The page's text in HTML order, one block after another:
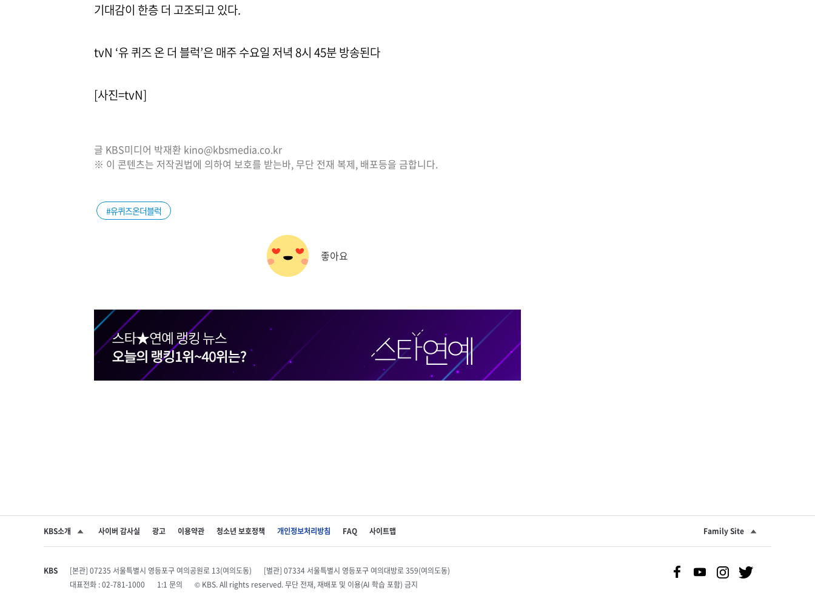
기대감이 한층 더 고조되고 있다.
tvN ‘유 퀴즈 온 더 블럭’은 매주 수요일 저녁 8시 45분 방송된다
[사진=tvN]
글 KBS미디어 박재환 kino@kbsmedia.co.kr
※ 이 콘텐츠는 저작권법에 의하여 보호를 받는바, 무단 전재 복제, 배포등을 금합니다.
#유퀴즈온더블럭
좋아요
KBS소개 사이버 감사실 광고 이용약관 청소년 보호정책 개인정보처리방침 FAQ 사이트맵 Family Site
KBS [본관] 07235 서울특별시 영등포구 여의공원로 13(여의도동)
[별관] 07334 서울특별시 영등포구 여의대방로 359(여의도동)
대표전화 : 02-781-1000
1:1 문의 © KBS. All rights reserved. 무단 전재, 재배포 및 이용(AI 학습 포함) 금지
SNS 공유하기